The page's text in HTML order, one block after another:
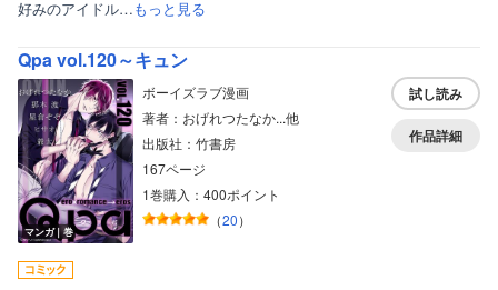
好みのアイドル…もっと見る
Qpa vol.120～キュン
マンガ｜巻
ボーイズラブ漫画
著者：おげれつたなか...他
出版社：竹書房
167ページ
1巻購入：400ポイント
（20）
試し読み
作品詳細
ボーイズラブ
ティーンズラブ